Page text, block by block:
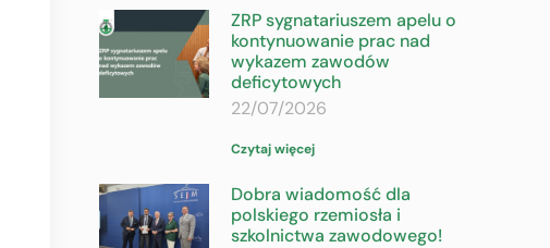
ZRP sygnatariuszem apelu o
kontynuowanie prac nad
wykazem zawodów
deficytowych
22/07/2026
Czytaj więcej
Dobra wiadomość dla
polskiego rzemiosła i
szkolnictwa zawodowego!